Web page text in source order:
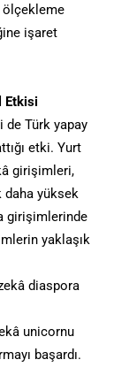
işaret
Etkisi
de Türk yapay
etki. Yurt
girişimleri,
daha yüksek
girişimlerinde
yaklaşık
diaspora
unicornu
başardı.